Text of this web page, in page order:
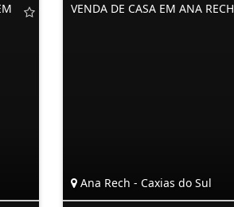
VENDA DE CASA EM ANA RECH
Ana Rech - Caxias do Sul